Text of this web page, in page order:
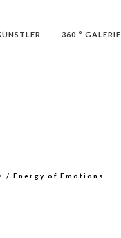
360 ° GALERIE
/ Energy of Emotions